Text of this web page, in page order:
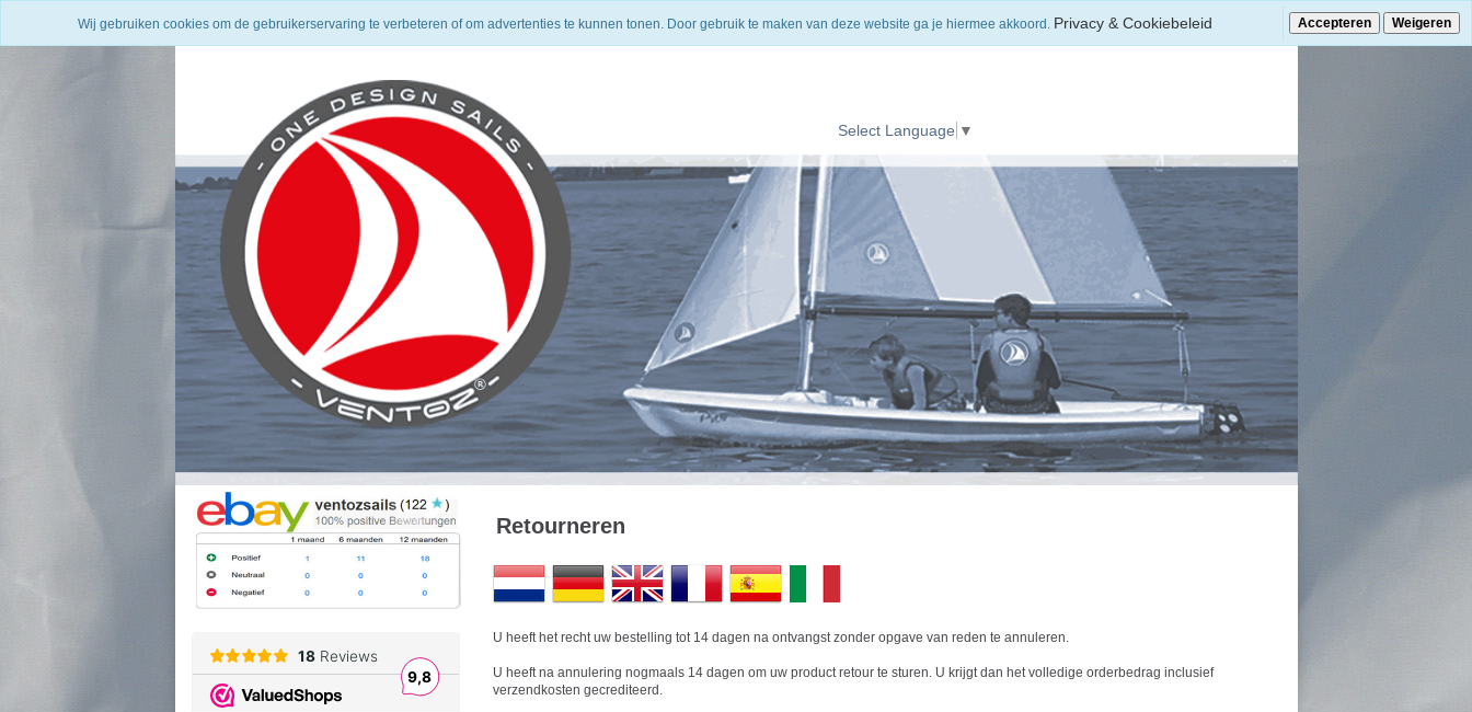
Select Language ▼
HOMEPAGE VERZENDING CONTACT
Retourneren
U heeft het recht uw bestelling tot 14 dagen na ontvangst zonder opgave van reden te annuleren.
U heeft na annulering nogmaals 14 dagen om uw product retour te sturen. U krijgt dan het volledige orderbedrag inclusief
verzendkosten gecrediteerd.
Wij gebruiken cookies om de gebruikerservaring te verbeteren of om advertenties te kunnen tonen. Door gebruik te maken van deze website ga je hiermee akkoord. Privacy & Cookiebeleid Accepteren Weigeren